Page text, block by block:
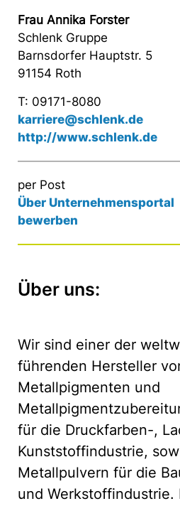
Frau Annika Forster
Schlenk Gruppe
Barnsdorfer Hauptstr. 5
91154 Roth
T: 09171-8080
karriere@schlenk.de
http://www.schlenk.de
per Post
Über Unternehmensportal
bewerben
Über uns:
Wir sind einer der
führenden Hersteller
Metallpigmenten und
für die Druckfarben-,
Kunststoffindustrie,
Metallpulvern für die
und Werkstoffindustrie.